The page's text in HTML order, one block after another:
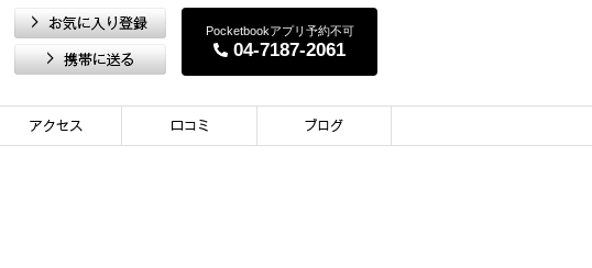
Pocketbookアプリ予約不可
04-7187-2061